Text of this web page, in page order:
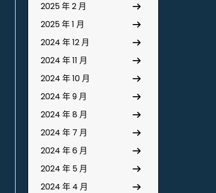
2025 年 2 月
2025 年 1 月
2024 年 12 月
2024 年 11 月
2024 年 10 月
2024 年 9 月
2024 年 8 月
2024 年 7 月
2024 年 6 月
2024 年 5 月
2024 年 4 月